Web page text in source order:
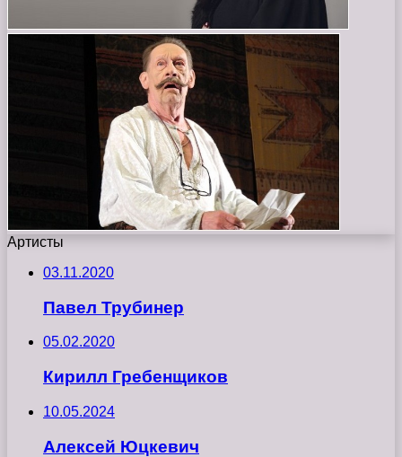
Артисты
03.11.2020
Павел Трубинер
05.02.2020
Кирилл Гребенщиков
10.05.2024
Алексей Юцкевич